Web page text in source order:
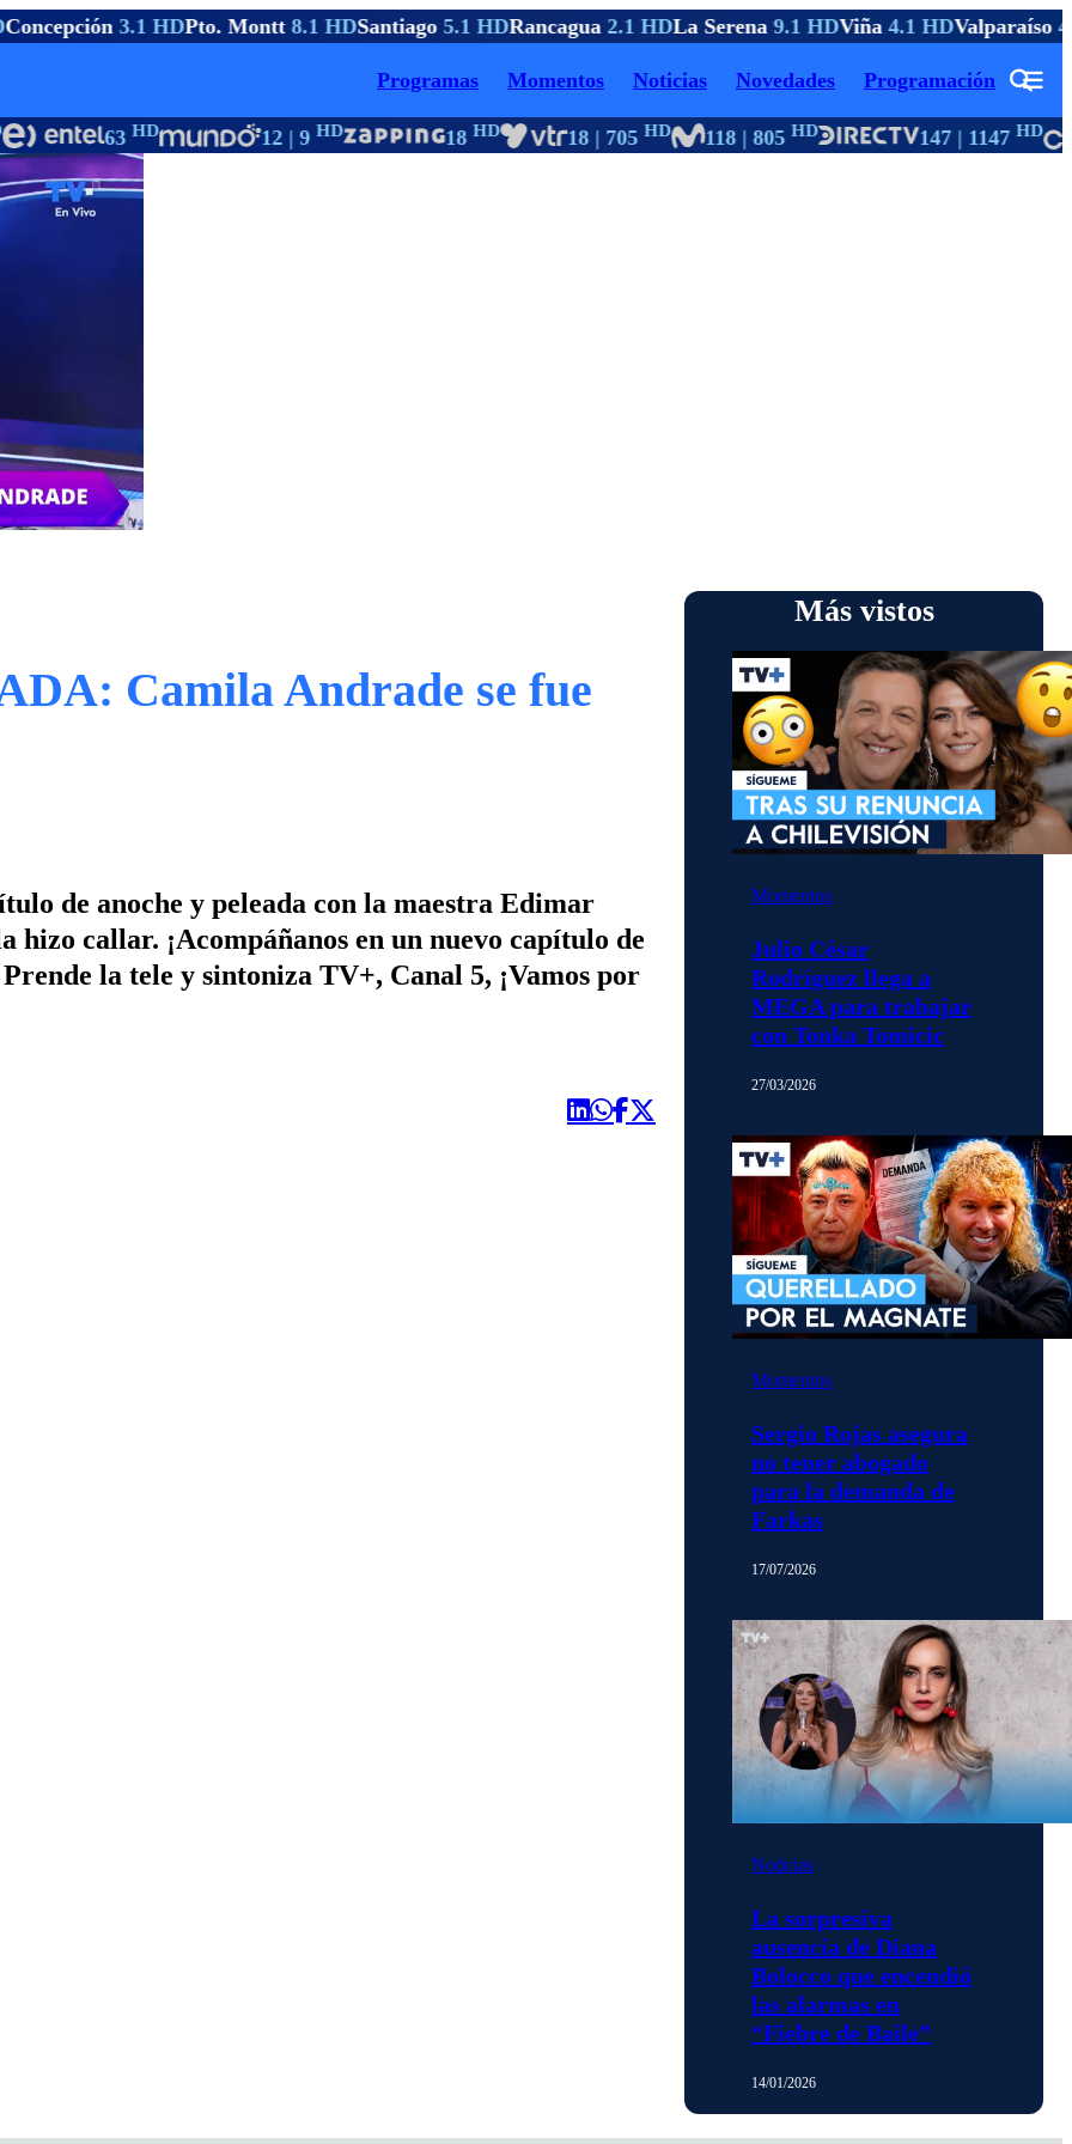
3.1 HDPto. Montt8.1 HDSantiago5.1 HDRancagua2.1 HDLa Serena9.1 HDViña4.1 HDValparaíso
Programas Momentos Noticias Novedades Programación
63HD 12 | 9HD 18HD 18 | 705HD 118 | 805HD 147 | 1147HD
Camila Andrade se fue
de anoche y peleada con la maestra Edimar
hizo callar. ¡Acompáñanos en un nuevo capítulo de
Prende la tele y sintoniza TV+, Canal 5, ¡Vamos por
Más vistos
Momentos
Julio César
Rodríguez llega a
MEGA para trabajar
con Tonka Tomicic
27/03/2026
Momentos
Sergio Rojas asegura
no tener abogado
para la demanda de
Farkas
17/07/2026
Noticias
La sorpresiva
ausencia de Diana
Bolocco que encendió
las alarmas en
“Fiebre de Baile”
14/01/2026